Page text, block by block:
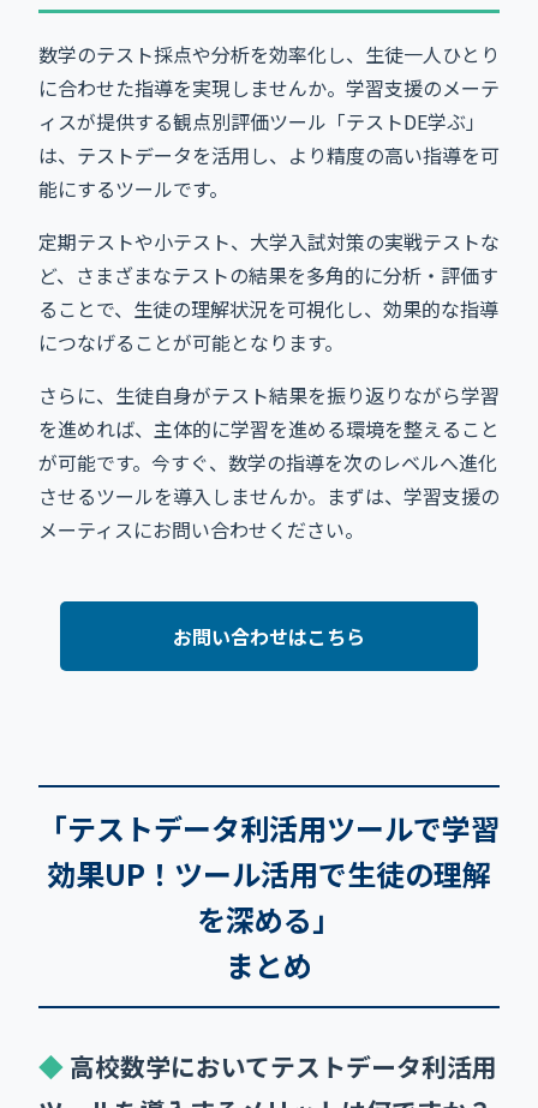
数学のテスト採点や分析を効率化し、生徒一人ひとり
に合わせた指導を実現しませんか。学習支援のメーテ
ィスが提供する観点別評価ツール「テストDE学ぶ」
は、テストデータを活用し、より精度の高い指導を可
能にするツールです。
定期テストや小テスト、大学入試対策の実戦テストな
ど、さまざまなテストの結果を多角的に分析・評価す
ることで、生徒の理解状況を可視化し、効果的な指導
につなげることが可能となります。
さらに、生徒自身がテスト結果を振り返りながら学習
を進めれば、主体的に学習を進める環境を整えること
が可能です。今すぐ、数学の指導を次のレベルへ進化
させるツールを導入しませんか。まずは、学習支援の
メーティスにお問い合わせください。
お問い合わせはこちら
「テストデータ利活用ツールで学習
効果UP！ツール活用で生徒の理解
を深める」
まとめ
高校数学においてテストデータ利活用